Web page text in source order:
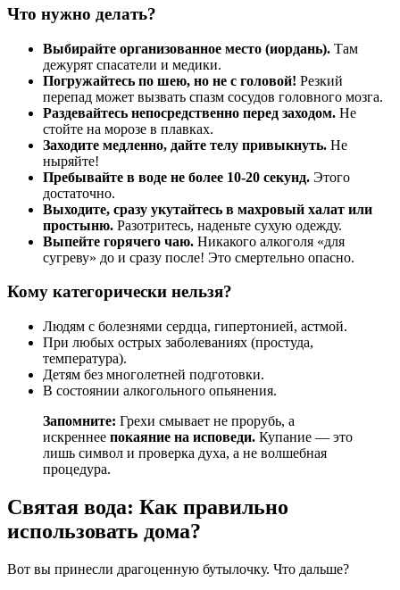
Что нужно делать?
Выбирайте организованное место (иордань). Там
дежурят спасатели и медики.
Погружайтесь по шею, но не с головой! Резкий
перепад может вызвать спазм сосудов головного мозга.
Раздевайтесь непосредственно перед заходом. Не
стойте на морозе в плавках.
Заходите медленно, дайте телу привыкнуть. Не
ныряйте!
Пребывайте в воде не более 10-20 секунд. Этого
достаточно.
Выходите, сразу укутайтесь в махровый халат или
простыню. Разотритесь, наденьте сухую одежду.
Выпейте горячего чаю. Никакого алкоголя «для
сугреву» до и сразу после! Это смертельно опасно.
Кому категорически нельзя?
Людям с болезнями сердца, гипертонией, астмой.
При любых острых заболеваниях (простуда,
температура).
Детям без многолетней подготовки.
В состоянии алкогольного опьянения.
Запомните: Грехи смывает не прорубь, а
искреннее покаяние на исповеди. Купание — это
лишь символ и проверка духа, а не волшебная
процедура.
Святая вода: Как правильно
использовать дома?
Вот вы принесли драгоценную бутылочку. Что дальше?